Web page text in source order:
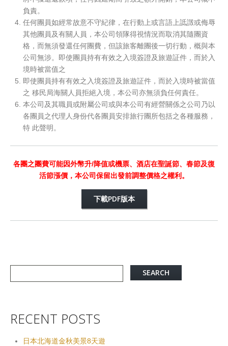
負責。
任何團員如經常故意不守紀律，在行動上或言語上詆譭或侮辱
其他團員及有關人員，本公司領隊得視情況而取消其隨團資
格，而無須發還任何團費，但該旅客離團後一切行動，概與本
公司無涉。即使團員持有有效之入境簽證及旅遊証件，而於入
境時被當值之
即使團員持有有效之入境簽證及旅遊証件，而於入境時被當值
之 移民局海關人員拒絕入境，本公司亦無須負任何責任。
本公司及其職員或附屬公司或與本公司有經營關係之公司乃以
各團員之代理人身份代各團員安排旅行團所包括之各種服務，
特 此聲明。
各團之團費可能因外幣升/降值或機票、酒店在聖誕節、春節及復
活節漲價，本公司保留出發前調整價格之權利。
下載PDF版本
RECENT POSTS
日本北海道金秋美景8天遊